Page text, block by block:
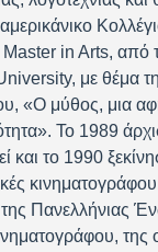
Master in Arts, από
με θέμα
«Ο μύθος, μια
Το 1989
και το 1990
της Πανελλήνιας
της